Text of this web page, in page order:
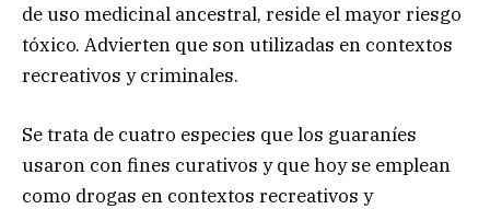
de uso medicinal ancestral, reside el mayor riesgo
tóxico. Advierten que son utilizadas en contextos
recreativos y criminales.
Se trata de cuatro especies que los guaraníes
usaron con fines curativos y que hoy se emplean
como drogas en contextos recreativos y